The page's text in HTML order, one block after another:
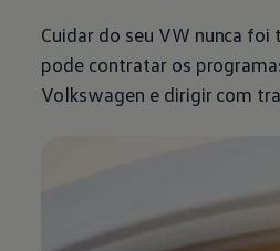
Cuidar do seu VW nunca
pode contratar os
Volkswagen e dirigir com